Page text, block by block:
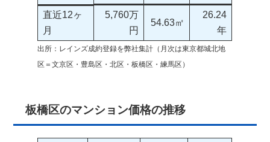
直近12ヶ
月
5,760万
円
54.63㎡
26.24
年
出所：レインズ成約登録を弊社集計（月次は東京都城北地
区＝文京区・豊島区・北区・板橋区・練馬区）
板橋区のマンション価格の推移